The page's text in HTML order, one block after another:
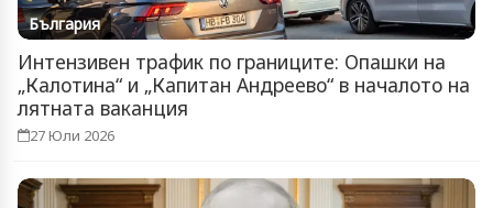
България
Интензивен трафик по границите: Опашки на
„Калотина“ и „Капитан Андреево“ в началото на
лятната ваканция
27 Юли 2026